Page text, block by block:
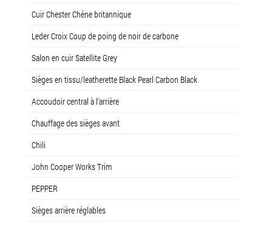
Cuir Chester Chêne britannique
Leder Croix Coup de poing de noir de carbone
Salon en cuir Satellite Grey
Sièges en tissu/leatherette Black Pearl Carbon Black
Accoudoir central à l'arrière
Chauffage des sièges avant
Chili
John Cooper Works Trim
PEPPER
Sièges arrière réglables